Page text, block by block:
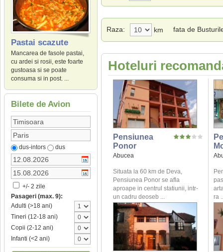
Pastai scazute
Mancarea de fasole pastai,
cu ardei si rosii, este foarte
gustoasa si se poate
consuma si in post. ...
Bilete de Avion
dus-intors dus
+/- 2 zile
Pasageri (max. 9):
Adulti (>18 ani)
Tineri (12-18 ani)
Copii (2-12 ani)
Infanti (<2 ani)
Raza: km fata de
Hoteluri
Pensiunea
Ponor
Abucea
Situata la 60 km de Deva,
Pensiunea Ponor se afla
aproape in centrul statiunii, intr-
un cadru deoseb ...
ra